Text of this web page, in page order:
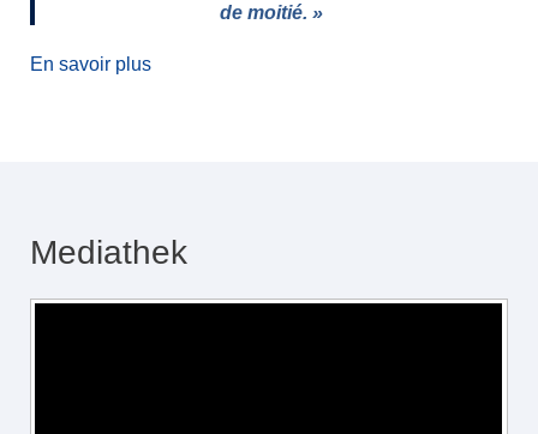
de moitié. »
En savoir plus
Mediathek